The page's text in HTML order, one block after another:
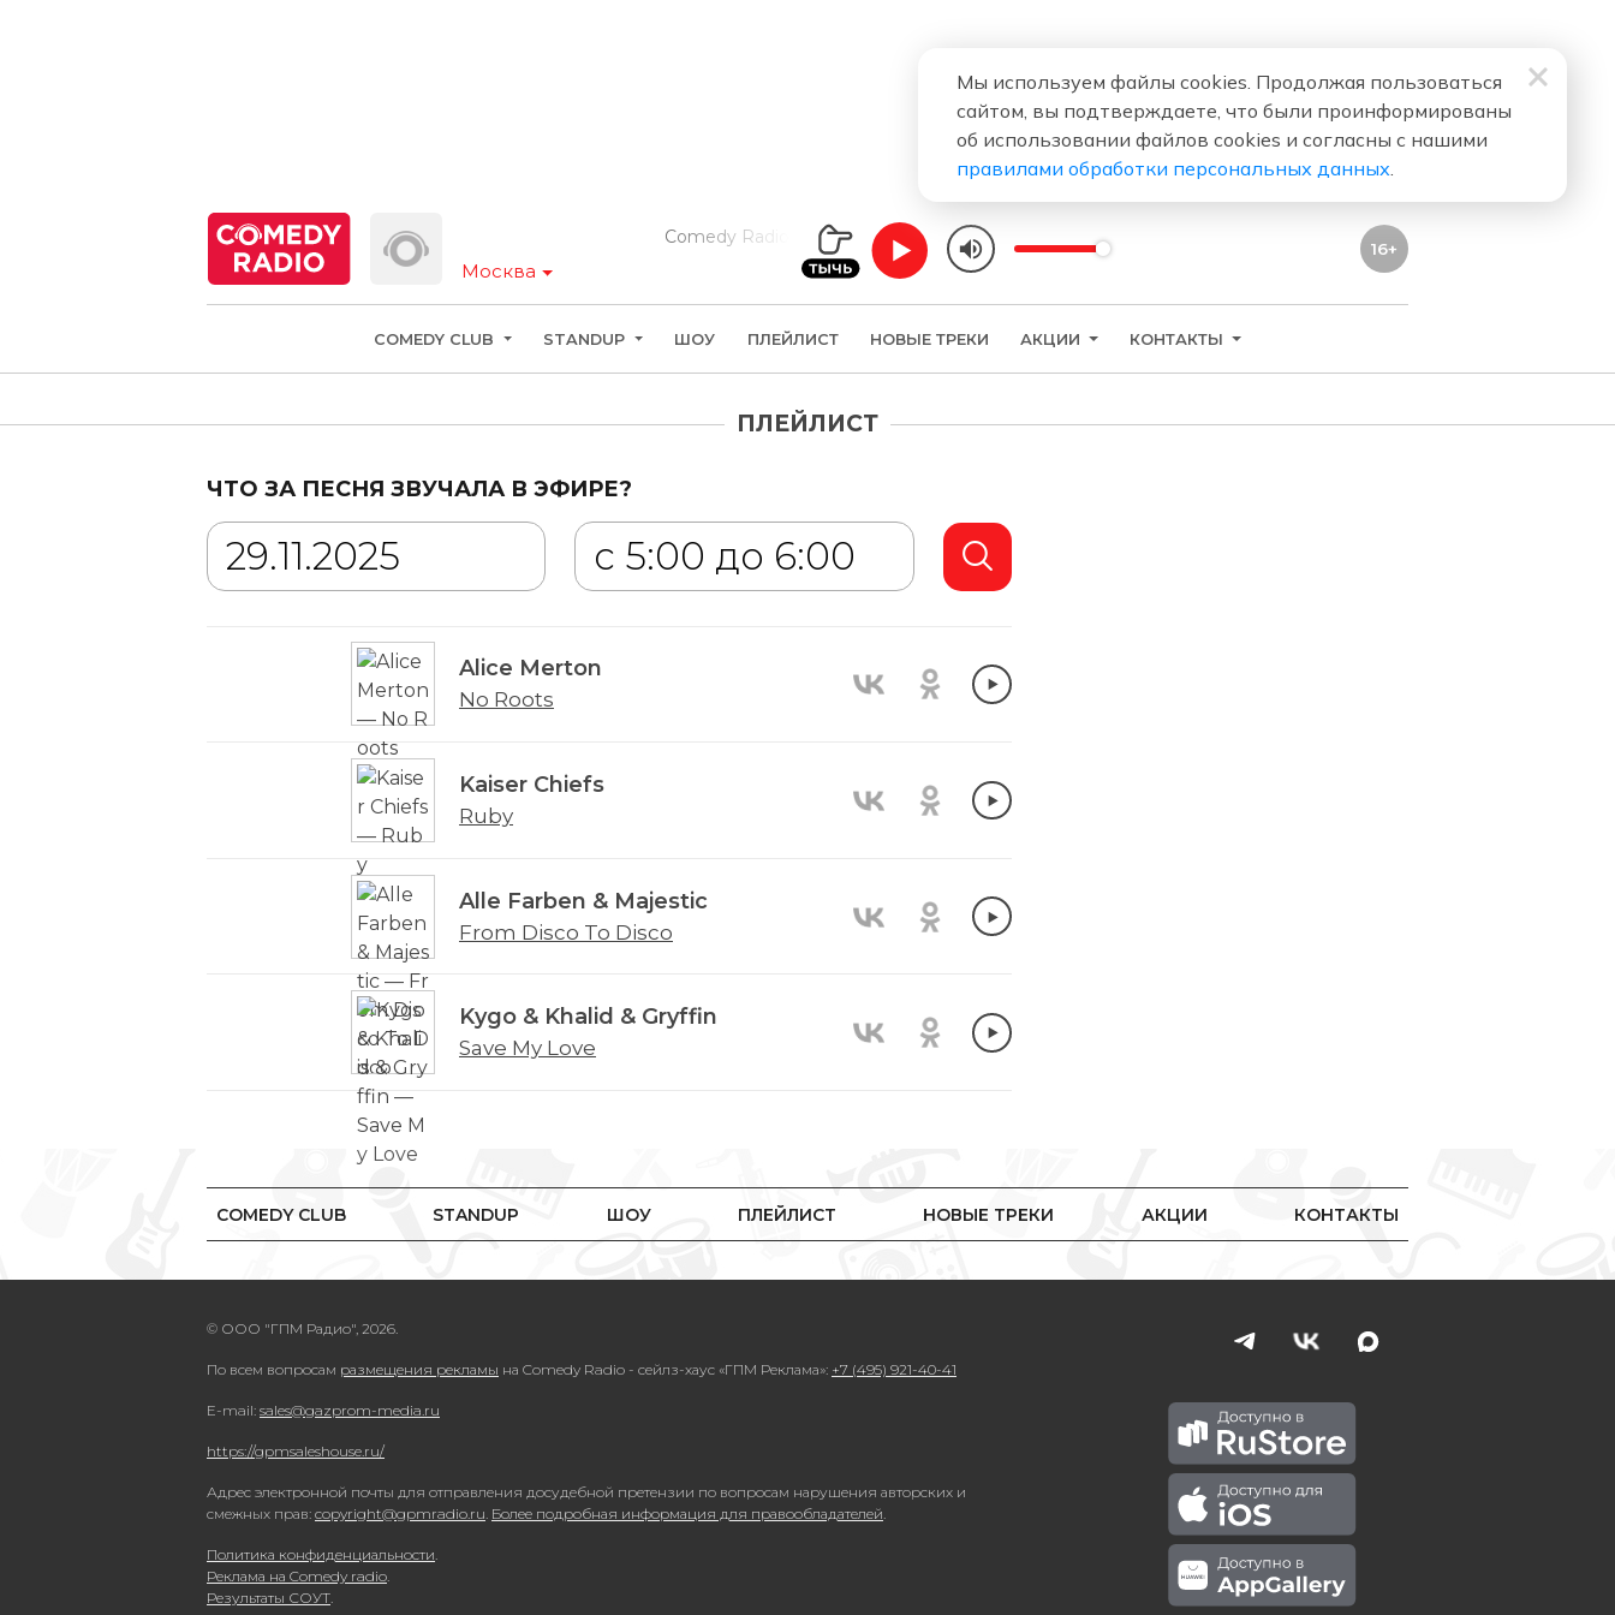
Москва
Comedy Radio
16+
COMEDY CLUB STANDUP ШОУ ПЛЕЙЛИСТ НОВЫЕ ТРЕКИ АКЦИИ КОНТАКТЫ
ПЛЕЙЛИСТ
ЧТО ЗА ПЕСНЯ ЗВУЧАЛА В ЭФИРЕ?
Alice Merton
No Roots
Kaiser Chiefs
Ruby
Alle Farben & Majestic
From Disco To Disco
Kygo & Khalid & Gryffin
Save My Love
COMEDY CLUB STANDUP ШОУ ПЛЕЙЛИСТ НОВЫЕ ТРЕКИ АКЦИИ КОНТАКТЫ
© ООО "ГПМ Радио", 2026.
По всем вопросам размещения рекламы на Comedy Radio - сейлз-хаус «ГПМ Реклама»: +7 (495) 921-40-41
E-mail: sales@gazprom-media.ru
https://gpmsaleshouse.ru/
Адрес электронной почты для отправления досудебной претензии по вопросам нарушения авторских и
смежных прав: copyright@gpmradio.ru. Более подробная информация для правообладателей.
Политика конфиденциальности.
Реклама на Comedy radio.
Результаты СОУТ.
Мы используем файлы cookies. Продолжая пользоваться
сайтом, вы подтверждаете, что были проинформированы
об использовании файлов cookies и согласны с нашими
правилами обработки персональных данных.